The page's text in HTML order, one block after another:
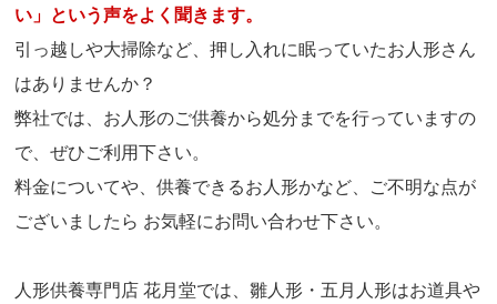
い」という声をよく聞きます。
引っ越しや大掃除など、押し入れに眠っていたお人形さん
はありませんか？
弊社では、お人形のご供養から処分までを行っていますの
で、ぜひご利用下さい。
料金についてや、供養できるお人形かなど、ご不明な点が
ございましたら お気軽にお問い合わせ下さい。
人形供養専門店 花月堂では、雛人形・五月人形はお道具や